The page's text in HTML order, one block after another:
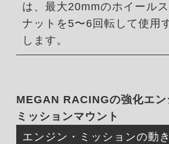
は、最大20mmのホイール
ナットを5〜6回転して使用
します。
MEGAN RACINGの強化エン
ミッションマウント
エンジン・ミッションの動